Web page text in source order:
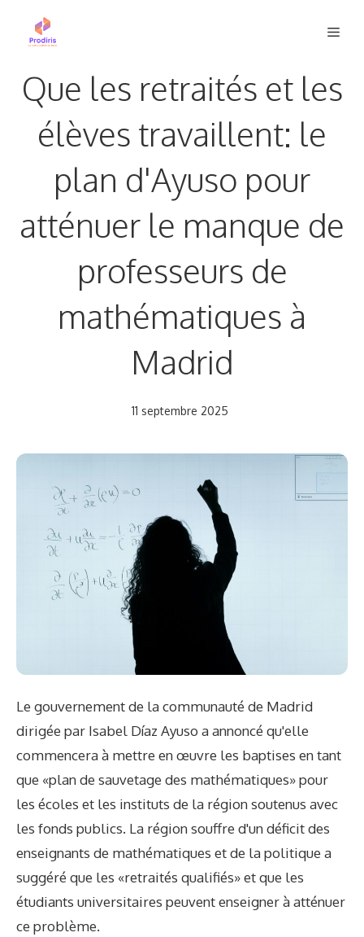
Que les retraités et les
élèves travaillent: le
plan d'Ayuso pour
atténuer le manque de
professeurs de
mathématiques à
Madrid
11 septembre 2025
Le gouvernement de la communauté de Madrid
dirigée par Isabel Díaz Ayuso a annoncé qu'elle
commencera à mettre en œuvre les baptises en tant
que «plan de sauvetage des mathématiques» pour
les écoles et les instituts de la région soutenus avec
les fonds publics. La région souffre d'un déficit des
enseignants de mathématiques et de la politique a
suggéré que les «retraités qualifiés» et que les
étudiants universitaires peuvent enseigner à atténuer
ce problème.